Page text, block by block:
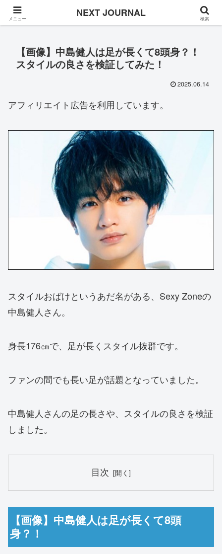
Once in a while
【画像】中島健人は足が長くて8頭身？！
スタイルの良さを検証してみた！
2025.06.14
アフィリエイト広告を利用しています。
スタイルおばけというあだ名がある、Sexy Zoneの
中島健人さん。
身長176㎝で、足が長くスタイル抜群です。
ファンの間でも長い足が話題となっていました。
中島健人さんの足の長さや、スタイルの良さを検証
しました。
目次
【画像】中島健人は足が長くて8頭
身？！
メニュー NEXT JOURNAL 検索